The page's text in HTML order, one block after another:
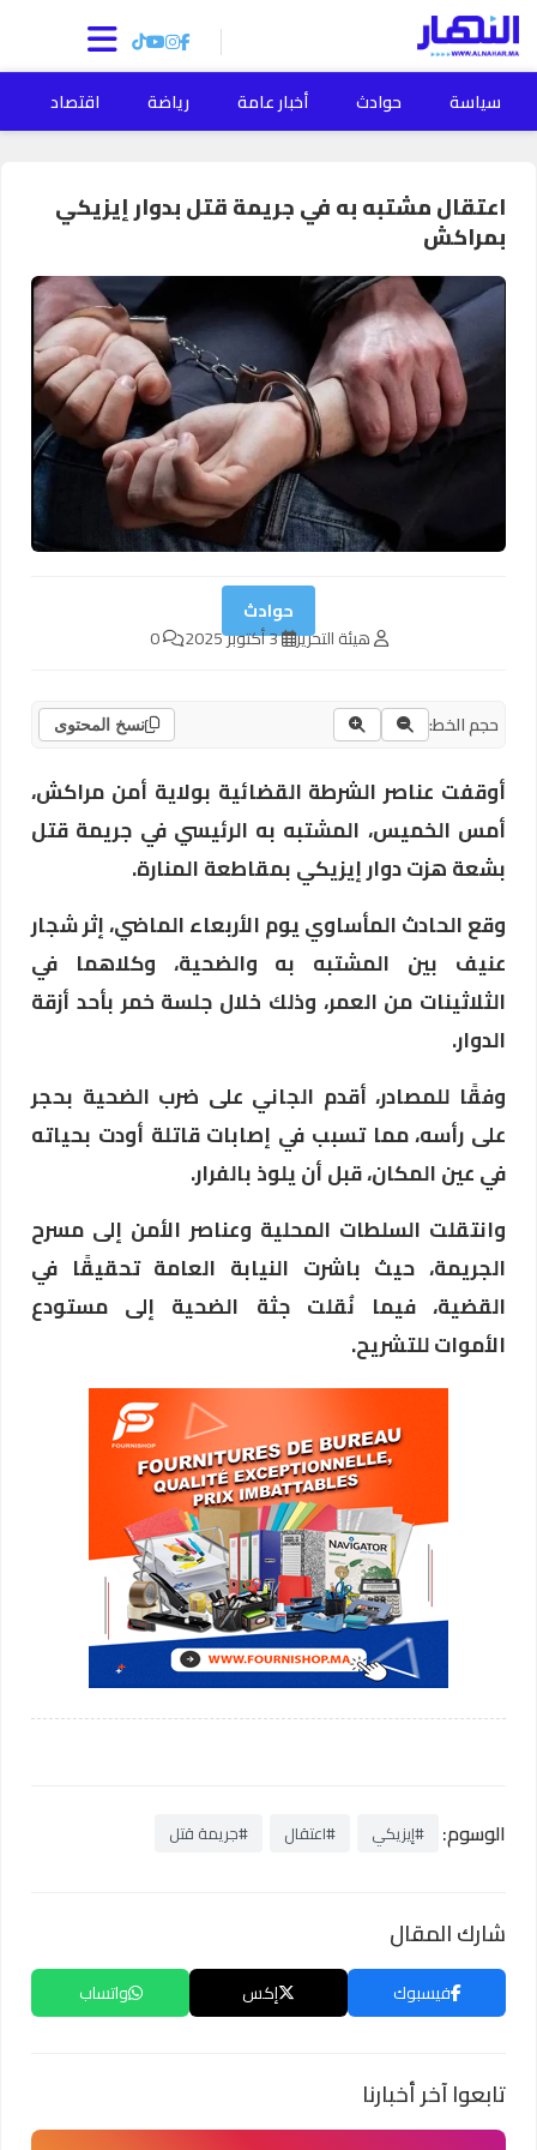
سياسة حوادث أخبار عامة رياضة اقتصاد
اعتقال مشتبه به في جريمة قتل بدوار إيزيكي
بمراكش
حوادث
هيئة التحرير 3 أكتوبر 2025 0
حجم الخط: نسخ المحتوى
أوقفت عناصر الشرطة القضائية بولاية أمن مراكش،
أمس الخميس، المشتبه به الرئيسي في جريمة قتل
بشعة هزت دوار إيزيكي بمقاطعة المنارة.
وقع الحادث المأساوي يوم الأربعاء الماضي، إثر شجار
عنيف بين المشتبه به والضحية، وكلاهما في
الثلاثينات من العمر، وذلك خلال جلسة خمر بأحد أزقة
الدوار.
وفقًا للمصادر، أقدم الجاني على ضرب الضحية بحجر
على رأسه، مما تسبب في إصابات قاتلة أودت بحياته
في عين المكان، قبل أن يلوذ بالفرار.
وانتقلت السلطات المحلية وعناصر الأمن إلى مسرح
الجريمة، حيث باشرت النيابة العامة تحقيقًا في
القضية، فيما نُقلت جثة الضحية إلى مستودع
الأموات للتشريح.
الوسوم: #إيزيكي #اعتقال #جريمة قتل
شارك المقال
فيسبوك إكس واتساب
تابعوا آخر أخبارنا